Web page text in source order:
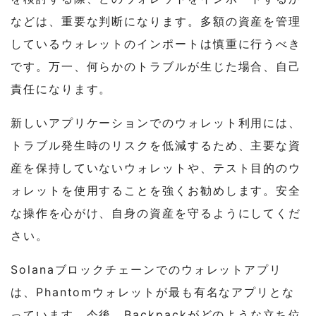
などは、重要な判断になります。多額の資産を管理
しているウォレットのインポートは慎重に行うべき
です。万一、何らかのトラブルが生じた場合、自己
責任になります。
新しいアプリケーションでのウォレット利用には、
トラブル発生時のリスクを低減するため、主要な資
産を保持していないウォレットや、テスト目的のウ
ォレットを使用することを強くお勧めします。安全
な操作を心がけ、自身の資産を守るようにしてくだ
さい。
Solanaブロックチェーンでのウォレットアプリ
は、Phantomウォレットが最も有名なアプリとな